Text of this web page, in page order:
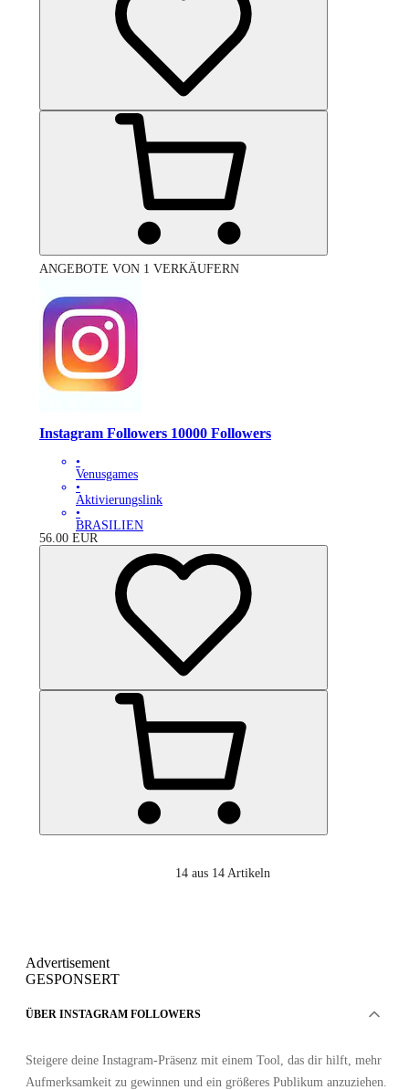
ANGEBOTE VON 1 VERKÄUFERN
Instagram Followers 10000 Followers
•
Venusgames
•
Aktivierungslink
•
BRASILIEN
56.00 EUR
14 aus 14 Artikeln
Advertisement
GESPONSERT
ÜBER INSTAGRAM FOLLOWERS
Steigere deine Instagram-Präsenz mit einem Tool, das dir hilft, mehr
Aufmerksamkeit zu gewinnen und ein größeres Publikum anzuziehen.